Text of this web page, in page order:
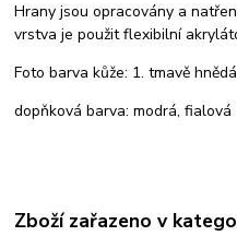
Hrany jsou opracovány a
vrstva je použit flexibilní
Foto barva kůže: 1. tmavě
dopňková barva: modrá, fialová
Zboží zařazeno v